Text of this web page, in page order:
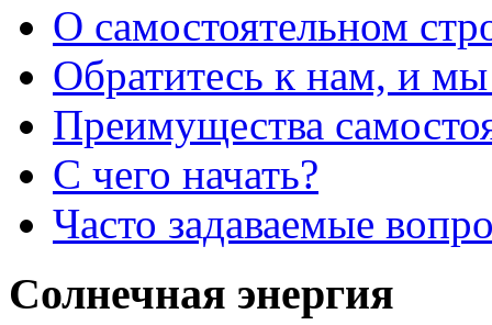
О самостоятельном
Обратитесь к нам, и
Преимущества
С чего начать?
Часто задаваемые
Солнечная энергия